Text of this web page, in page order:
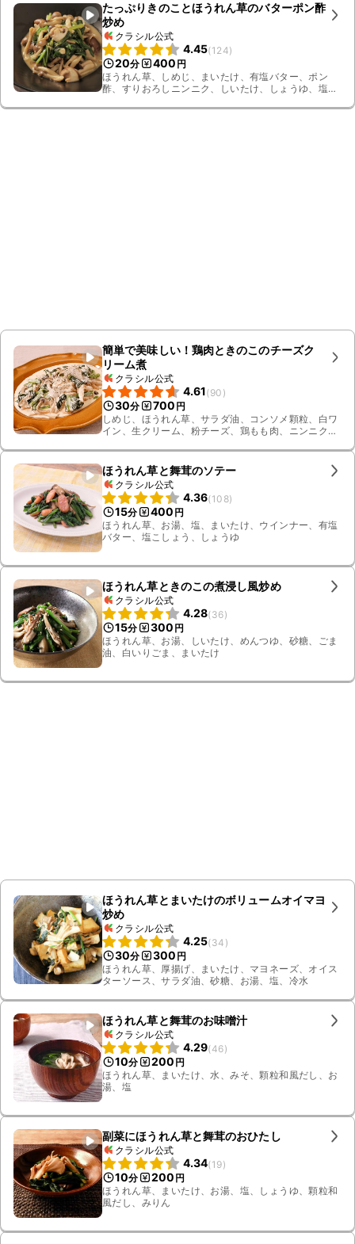
たっぷりきのことほうれん草のバターポン酢
炒め
クラシル公式
4.45(124)
20分 400 円
ほうれん草、しめじ、まいたけ、有塩バター、ポン
酢、すりおろしニンニク、しいたけ、しょうゆ、塩こ
簡単で美味しい！鶏肉ときのこのチーズク
リーム煮
クラシル公式
4.61(90 )
30分 700 円
しめじ、ほうれん草、サラダ油、コンソメ顆粒、白ワ
イン、生クリーム、粉チーズ、鶏もも肉、ニンニク、
ほうれん草と舞茸のソテー
クラシル公式
4.36(108)
15分 400 円
ほうれん草、お湯、塩、まいたけ、ウインナー、有塩
バター、塩こしょう、しょうゆ
ほうれん草ときのこの煮浸し風炒め
クラシル公式
4.28(36)
15分 300 円
ほうれん草、お湯、しいたけ、めんつゆ、砂糖、ごま
油、白いりごま、まいたけ
ほうれん草とまいたけのボリュームオイマヨ
炒め
クラシル公式
4.25(34 )
30分 300 円
ほうれん草、厚揚げ、まいたけ、マヨネーズ、オイス
ターソース、サラダ油、砂糖、お湯、塩、冷水
ほうれん草と舞茸のお味噌汁
クラシル公式
4.29(46)
10分 200 円
ほうれん草、まいたけ、水、みそ、顆粒和風だし、お
湯、塩
副菜にほうれん草と舞茸のおひたし
クラシル公式
4.34(19)
10分 200 円
ほうれん草、まいたけ、お湯、塩、しょうゆ、顆粒和
風だし、みりん